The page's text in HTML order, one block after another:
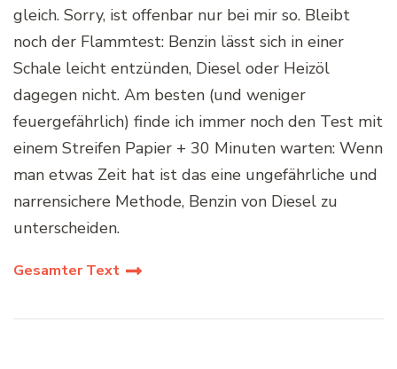
gleich. Sorry, ist offenbar nur bei mir so. Bleibt
noch der Flammtest: Benzin lässt sich in einer
Schale leicht entzünden, Diesel oder Heizöl
dagegen nicht. Am besten (und weniger
feuergefährlich) finde ich immer noch den Test mit
einem Streifen Papier + 30 Minuten warten: Wenn
man etwas Zeit hat ist das eine ungefährliche und
narrensichere Methode, Benzin von Diesel zu
unterscheiden.
Gesamter Text